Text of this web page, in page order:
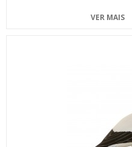
VER MAIS